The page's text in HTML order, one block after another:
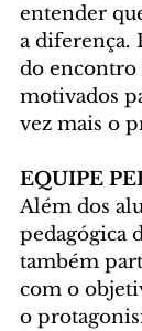
entender
a diferença.
do encontro
motivados
vez mais o
EQUIPE
Além dos
pedagógica
também
com o
o